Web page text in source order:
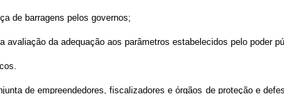
de barragens pelos governos;
da adequação aos parâmetros estabelecidos pelo poder
de empreendedores, fiscalizadores e órgãos de proteção e